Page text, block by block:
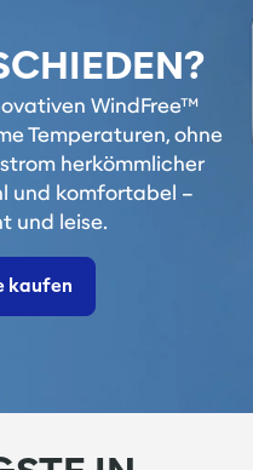
WindFree™
Temperaturen, ohne
herkömmlicher
und komfortabel –
und leise.
kaufen